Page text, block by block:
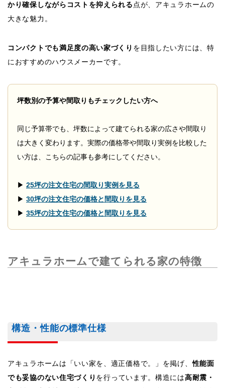
かり確保しながらコストを抑えられる 点が、アキュラホームの
大きな魅力。
コンパクトでも満足度の高い家づくり を目指したい方には、特
におすすめのハウスメーカーです。
坪数別の予算や間取りもチェックしたい方へ
同じ予算帯でも、坪数によって建てられる家の広さや間取り
は大きく変わります。実際の価格帯や間取り実例を比較した
い方は、こちらの記事も参考にしてください。
▶ 25坪の注文住宅の間取り実例を見る
▶ 30坪の注文住宅の価格と間取りを見る
▶ 35坪の注文住宅の価格と間取りを見る
アキュラホームで建てられる家の特徴
構造・性能の標準仕様
アキュラホームは「いい家を、適正価格で。」を掲げ、性能面
でも妥協のない住宅づくり を行っています。構造には高耐震・